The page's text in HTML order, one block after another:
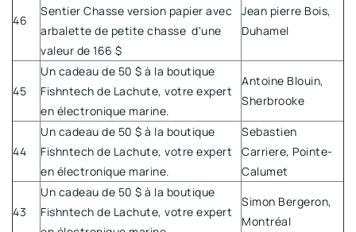
46
Sentier Chasse version papier avec
arbalette de petite chasse d'une
valeur de 166 $
Jean pierre Bois,
Duhamel
45
Un cadeau de 50 $ à la boutique
Fishntech de Lachute, votre expert
en électronique marine.
Antoine Blouin,
Sherbrooke
44
Un cadeau de 50 $ à la boutique
Fishntech de Lachute, votre expert
en électronique marine.
Sebastien
Carriere, Pointe-
Calumet
43
Un cadeau de 50 $ à la boutique
Fishntech de Lachute, votre expert
Simon Bergeron,
Montréal